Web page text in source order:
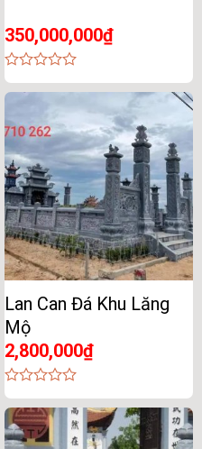
350,000,000₫
0
out
5
Lan Can Đá Khu Lăng
Mộ
2,800,000₫
0
out
of
5